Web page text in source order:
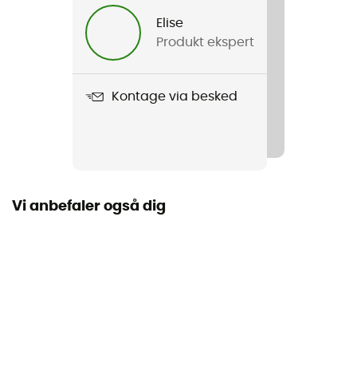
CA: EN 12492 EN 1077/B
Elise
Produkt ekspert
Kontage via besked
Vi anbefaler også dig